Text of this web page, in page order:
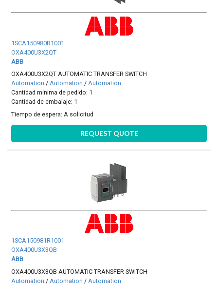
1SCA150980R1001
OXA400U3X2QT
ABB
OXA400U3X2QT AUTOMATIC TRANSFER SWITCH
Automation /Automation /Automation
Cantidad mínima de pedido: 1
Cantidad de embalaje: 1
Tiempo de espera: A solicitud
REQUEST QUOTE
1SCA150981R1001
OXA400U3X3QB
ABB
OXA400U3X3QB AUTOMATIC TRANSFER SWITCH
Automation / Automation / Automation